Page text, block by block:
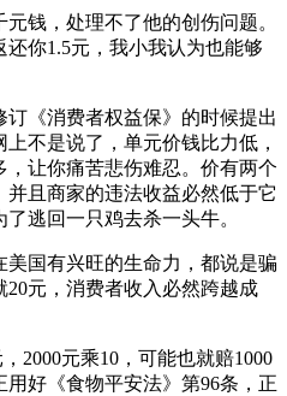
，处理不了他的创伤问题。
你1.5元，我小我认为也能够
《消费者权益保》的时候提出
不是说了，单元价钱比力低，
，让你痛苦悲伤难忍。价有两个
且商家的违法收益必然低于它
逃回一只鸡去杀一头牛。
国有兴旺的生命力，都说是骗
元，消费者收入必然跨越成
元乘10，可能也就赔1000
好《食物平安法》第96条，正